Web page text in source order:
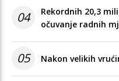
04
Rekordnih 20,3
očuvanje radnih
05 Nakon velikih